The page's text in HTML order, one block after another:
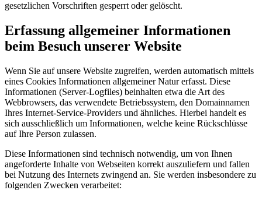
gesetzlichen Vorschriften gesperrt oder gelöscht.
Erfassung allgemeiner Informationen
beim Besuch unserer Website
Wenn Sie auf unsere Website zugreifen, werden automatisch mittels
eines Cookies Informationen allgemeiner Natur erfasst. Diese
Informationen (Server-Logfiles) beinhalten etwa die Art des
Webbrowsers, das verwendete Betriebssystem, den Domainnamen
Ihres Internet-Service-Providers und ähnliches. Hierbei handelt es
sich ausschließlich um Informationen, welche keine Rückschlüsse
auf Ihre Person zulassen.
Diese Informationen sind technisch notwendig, um von Ihnen
angeforderte Inhalte von Webseiten korrekt auszuliefern und fallen
bei Nutzung des Internets zwingend an. Sie werden insbesondere zu
folgenden Zwecken verarbeitet: